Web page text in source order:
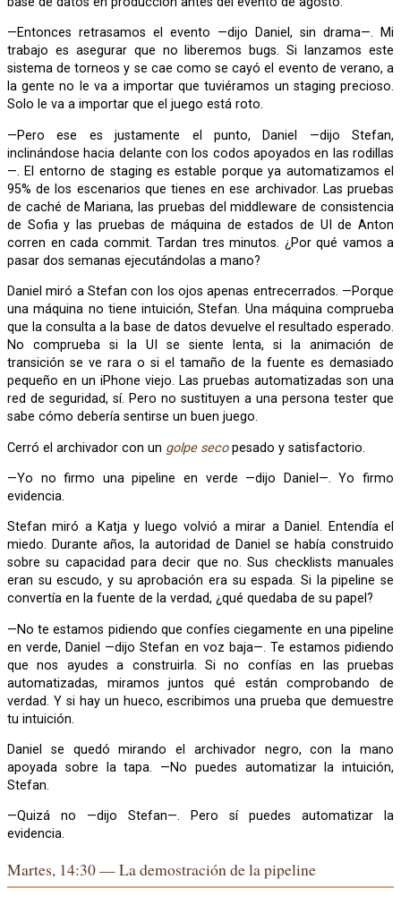
—Entonces retrasamos el evento —dijo Daniel, sin drama—. Mi
trabajo es asegurar que no liberemos bugs. Si lanzamos este
sistema de torneos y se cae como se cayó el evento de verano, a
la gente no le va a importar que tuviéramos un staging precioso.
Solo le va a importar que el juego está roto.
—Pero ese es justamente el punto, Daniel —dijo Stefan,
inclinándose hacia delante con los codos apoyados en las rodillas
—. El entorno de staging es estable porque ya automatizamos el
95% de los escenarios que tienes en ese archivador. Las pruebas
de caché de Mariana, las pruebas del middleware de consistencia
de Sofia y las pruebas de máquina de estados de UI de Anton
corren en cada commit. Tardan tres minutos. ¿Por qué vamos a
pasar dos semanas ejecutándolas a mano?
Daniel miró a Stefan con los ojos apenas entrecerrados. —Porque
una máquina no tiene intuición, Stefan. Una máquina comprueba
que la consulta a la base de datos devuelve el resultado esperado.
No comprueba si la UI se siente lenta, si la animación de
transición se ve rara o si el tamaño de la fuente es demasiado
pequeño en un iPhone viejo. Las pruebas automatizadas son una
red de seguridad, sí. Pero no sustituyen a una persona tester que
sabe cómo debería sentirse un buen juego.
Cerró el archivador con un golpe secopesado y satisfactorio.
—Yo no firmo una pipeline en verde —dijo Daniel—. Yo firmo
evidencia.
Stefan miró a Katja y luego volvió a mirar a Daniel. Entendía el
miedo. Durante años, la autoridad de Daniel se había construido
sobre su capacidad para decir que no. Sus checklists manuales
eran su escudo, y su aprobación era su espada. Si la pipeline se
convertía en la fuente de la verdad, ¿qué quedaba de su papel?
—No te estamos pidiendo que confíes ciegamente en una pipeline
en verde, Daniel —dijo Stefan en voz baja—. Te estamos pidiendo
que nos ayudes a construirla. Si no confías en las pruebas
automatizadas, miramos juntos qué están comprobando de
verdad. Y si hay un hueco, escribimos una prueba que demuestre
tu intuición.
Daniel se quedó mirando el archivador negro, con la mano
apoyada sobre la tapa. —No puedes automatizar la intuición,
Stefan.
—Quizá no —dijo Stefan—. Pero sí puedes automatizar la
evidencia.
Martes, 14:30 — La demostración de la pipeline